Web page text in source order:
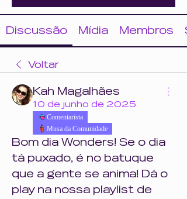
Discussão Mídia Membros
Voltar
Kah Magalhães
10 de junho de 2025
Comentarista
Musa da Comunidade
Bom dia Wonders! Se o dia
tá puxado, é no batuque
que a gente se anima! Dá o
play na nossa playlist de